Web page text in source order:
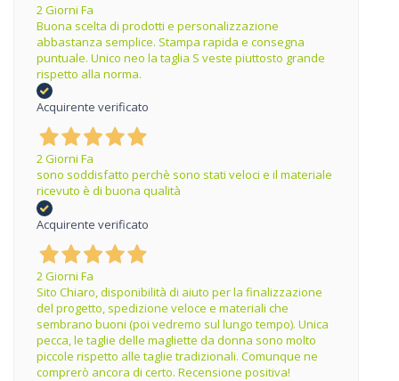
2 Giorni Fa
Buona scelta di prodotti e personalizzazione
abbastanza semplice. Stampa rapida e consegna
puntuale. Unico neo la taglia S veste piuttosto grande
rispetto alla norma.
Acquirente verificato
2 Giorni Fa
sono soddisfatto perchè sono stati veloci e il materiale
ricevuto è di buona qualità
Acquirente verificato
2 Giorni Fa
Sito Chiaro, disponibilità di aiuto per la finalizzazione
del progetto, spedizione veloce e materiali che
sembrano buoni (poi vedremo sul lungo tempo). Unica
pecca, le taglie delle magliette da donna sono molto
piccole rispetto alle taglie tradizionali. Comunque ne
comprerò ancora di certo. Recensione positiva!